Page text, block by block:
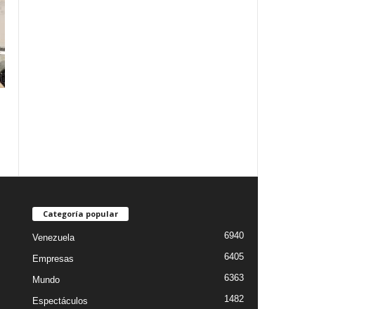
Categoría popular
Venezuela 6940
Empresas 6405
Mundo 6363
Espectáculos 1482